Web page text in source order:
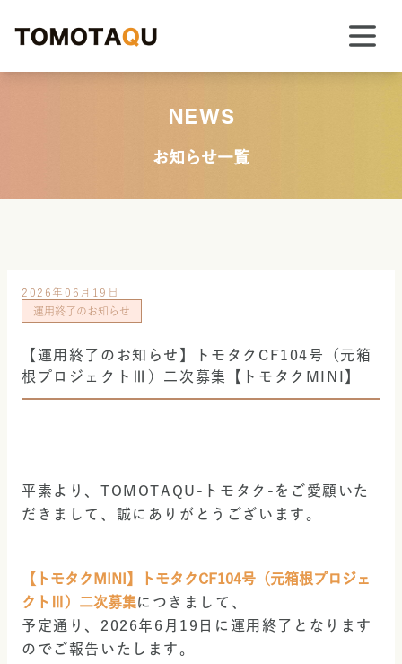
NEWS
お知らせ一覧
2026年06月19日
運用終了のお知らせ
【運用終了のお知らせ】トモタクCF104号（元箱
根プロジェクトⅢ）二次募集【トモタクMINI】
平素より、TOMOTAQU-トモタク-をご愛顧いた
だきまして、誠にありがとうございます。
【トモタクMINI】トモタクCF104号（元箱根プロジェ
クトⅢ）二次募集につきまして、
予定通り、2026年6月19日に運用終了となります
のでご報告いたします。